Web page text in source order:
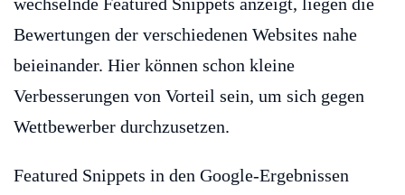
wechselnde Featured Snippets anzeigt, liegen die
Bewertungen der verschiedenen Websites nahe
beieinander. Hier können schon kleine
Verbesserungen von Vorteil sein, um sich gegen
Wettbewerber durchzusetzen.
Featured Snippets in den Google-Ergebnissen